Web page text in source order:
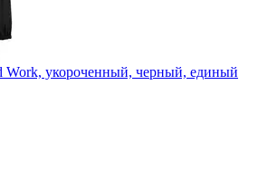
Work, укороченный, черный, единый